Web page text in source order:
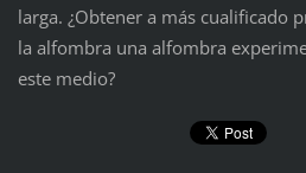
larga. ¿Obtener a más cualificado
la alfombra una alfombra
este medio?